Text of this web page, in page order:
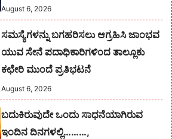
August 6, 2026
ಸಮಸ್ಯೆಗಳನ್ನು ಬಗಹರಿಸಲು ಆಗ್ರಹಿಸಿ ಜಾಂಭವ
ಯುವ ಸೇನೆ ಪದಾಧಿಕಾರಿಗಳಿಂದ ತಾಲ್ಲೂಕು
ಕಛೇರಿ ಮುಂದೆ ಪ್ರತಿಭಟನೆ
August 6, 2026
ಬದುಕಿರುವುದೇ ಒಂದು ಸಾಧನೆಯಾಗಿರುವ
ಇಂದಿನ ದಿನಗಳಲ್ಲಿ………,